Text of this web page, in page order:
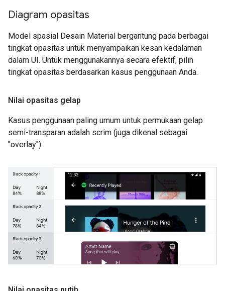
Diagram opasitas
Model spasial Desain Material bergantung pada berbagai
tingkat opasitas untuk menyampaikan kesan kedalaman
dalam UI. Untuk menggunakannya secara efektif, pilih
tingkat opasitas berdasarkan kasus penggunaan Anda.
Nilai opasitas gelap
Kasus penggunaan paling umum untuk permukaan gelap
semi-transparan adalah scrim (juga dikenal sebagai
"overlay").